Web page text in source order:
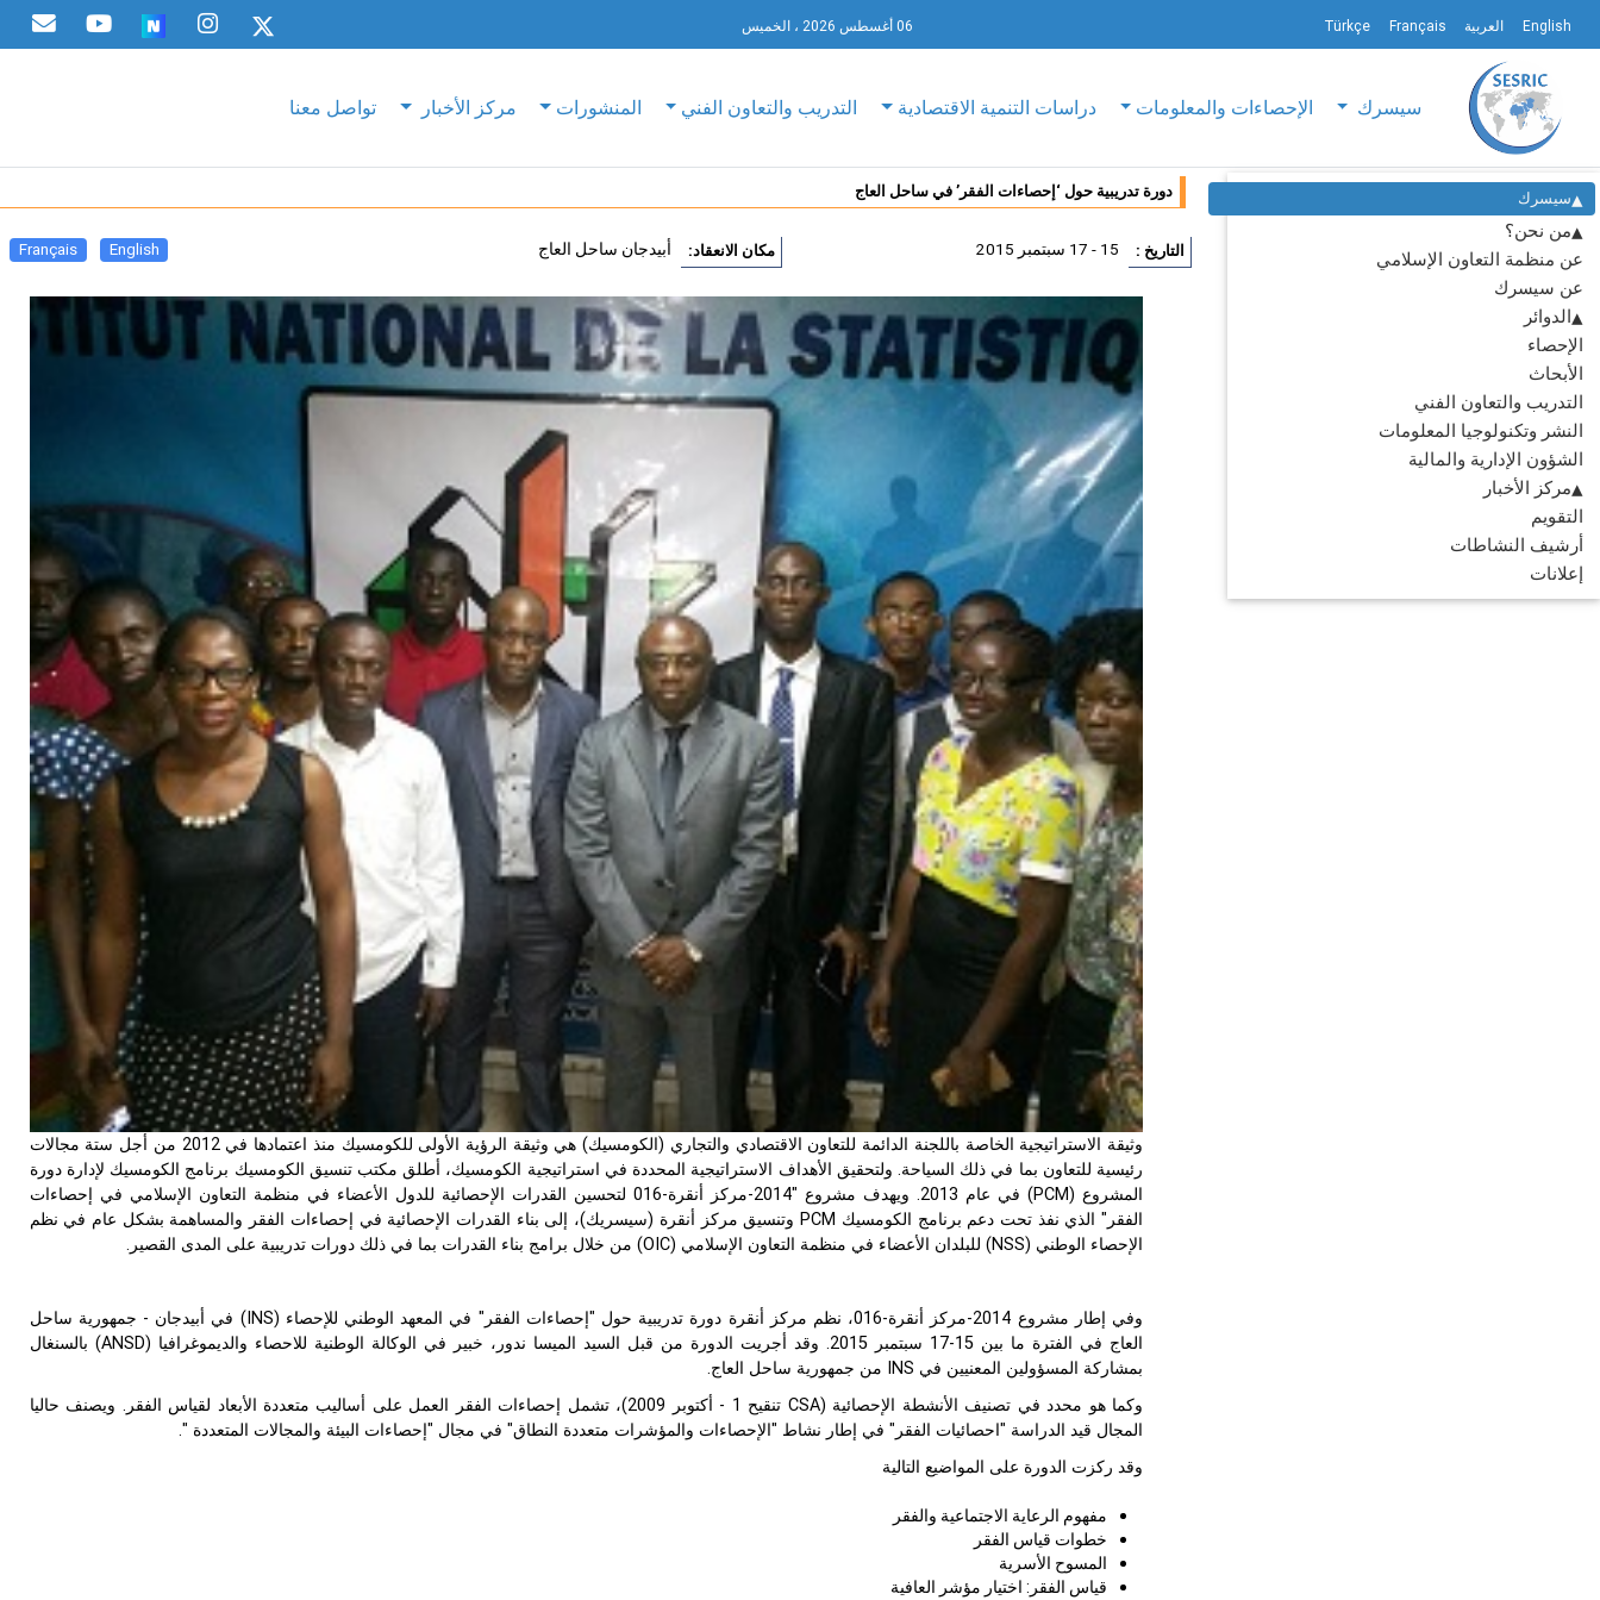
English العربية Français
Türkçe 06 أغسطس 2026 ، الخميس
سيسرك الإحصاءات والمعلومات دراسات التنمية الاقتصادية التدريب والتعاون الفني المنشورات مركز الأخبار تواصل معنا
سيسرك
من نحن؟
عن منظمة التعاون الإسلامي
عن سيسرك
الدوائر
الإحصاء
الأبحاث
التدريب والتعاون الفني
النشر وتكنولوجيا المعلومات
الشؤون الإدارية والمالية
مركز الأخبار
التقويم
أرشيف النشاطات
إعلانات
دورة تدريبية حول ‘إحصاءات الفقر’ في ساحل العاج
التاريخ : 15 - 17 سبتمبر 2015 مكان الانعقاد: أبيدجان ساحل العاج English
Français
وثيقة الاستراتيجية الخاصة باللجنة الدائمة للتعاون الاقتصادي والتجاري (الكومسيك) هي وثيقة الرؤية الأولى للكومسيك منذ اعتمادها في 2012 من أجل ستة مجالات
رئيسية للتعاون بما في ذلك السياحة. ولتحقيق الأهداف الاستراتيجية المحددة في استراتيجية الكومسيك، أطلق مكتب تنسيق الكومسيك برنامج الكومسيك لإدارة دورة
المشروع (PCM) في عام 2013. ويهدف مشروع "2014-مركز أنقرة-016 لتحسين القدرات الإحصائية للدول الأعضاء في منظمة التعاون الإسلامي في إحصاءات
الفقر" الذي نفذ تحت دعم برنامج الكومسيك PCM وتنسيق مركز أنقرة (سيسريك)، إلى بناء القدرات الإحصائية في إحصاءات الفقر والمساهمة بشكل عام في نظم
الإحصاء الوطني (NSS) للبلدان الأعضاء في منظمة التعاون الإسلامي (OIC) من خلال برامج بناء القدرات بما في ذلك دورات تدريبية على المدى القصير.
وفي إطار مشروع 2014-مركز أنقرة-016، نظم مركز أنقرة دورة تدريبية حول "إحصاءات الفقر" في المعهد الوطني للإحصاء (INS) في أبيدجان - جمهورية ساحل
العاج في الفترة ما بين 15-17 سبتمبر 2015. وقد أجريت الدورة من قبل السيد الميسا ندور، خبير في الوكالة الوطنية للاحصاء والديموغرافيا (ANSD) بالسنغال
بمشاركة المسؤولين المعنيين في INS من جمهورية ساحل العاج.
وكما هو محدد في تصنيف الأنشطة الإحصائية (CSA تنقيح 1 - أكتوبر 2009)، تشمل إحصاءات الفقر العمل على أساليب متعددة الأبعاد لقياس الفقر. ويصنف حاليا
المجال قيد الدراسة "احصائيات الفقر" في إطار نشاط "الإحصاءات والمؤشرات متعددة النطاق" في مجال "إحصاءات البيئة والمجالات المتعددة ".
وقد ركزت الدورة على المواضيع التالية
مفهوم الرعاية الاجتماعية والفقر
خطوات قياس الفقر
المسوح الأسرية
قياس الفقر: اختيار مؤشر العافية